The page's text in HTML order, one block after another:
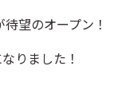
望のオープン！
りました！